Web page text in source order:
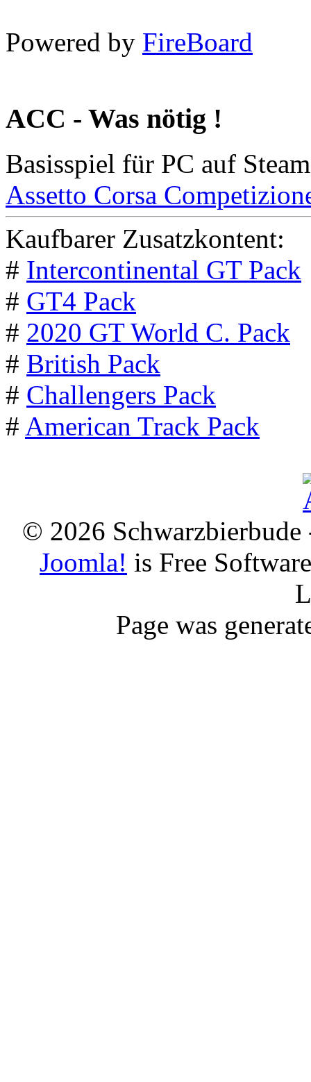
Powered by FireBoard
ACC - Was nötig !
Basisspiel für PC auf
Assetto Corsa
Kaufbarer Zusatzkontent:
# Intercontinental GT Pack
# GT4 Pack
# 2020 GT World C. Pack
# British Pack
# Challengers Pack
# American Track Pack
© 2026
Joomla! is Free
Page was